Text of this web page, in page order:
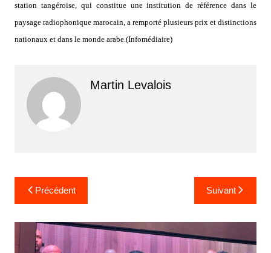
station tangéroise, qui constitue une institution de référence dans le
paysage radiophonique marocain, a remporté plusieurs prix et distinctions
nationaux et dans le monde arabe.(Infomédiaire)
Martin Levalois
Navigation
de
l’article
Précédent Suivant